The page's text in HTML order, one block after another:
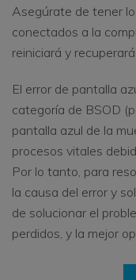
Asegúrate de tener
conectados a la
reiniciará y
El error de pantalla
categoría de BSOD
pantalla azul de la
procesos vitales
Por lo tanto, para
la causa del error y
de solucionar el
perdidos, y la mejor